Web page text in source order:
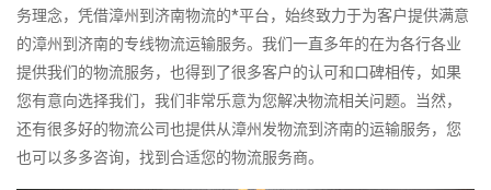
务理念，凭借漳州到济南物流的*平台，始终致力于为客户提供满意
的漳州到济南的专线物流运输服务。我们一直多年的在为各行各业
提供我们的物流服务，也得到了很多客户的认可和口碑相传，如果
您有意向选择我们，我们非常乐意为您解决物流相关问题。当然，
还有很多好的物流公司也提供从漳州发物流到济南的运输服务，您
也可以多多咨询，找到合适您的物流服务商。